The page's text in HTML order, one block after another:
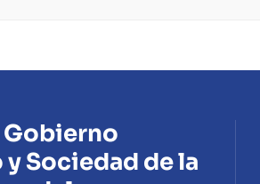
Sociedad de la